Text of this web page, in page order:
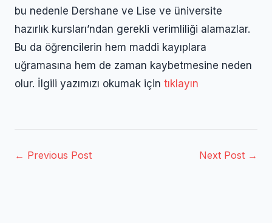
bu nedenle Dershane ve Lise ve üniversite
hazırlık kursları’ndan gerekli verimliliği alamazlar.
Bu da öğrencilerin hem maddi kayıplara
uğramasına hem de zaman kaybetmesine neden
olur. İlgili yazımızı okumak için tıklayın
← Previous Post Next Post →